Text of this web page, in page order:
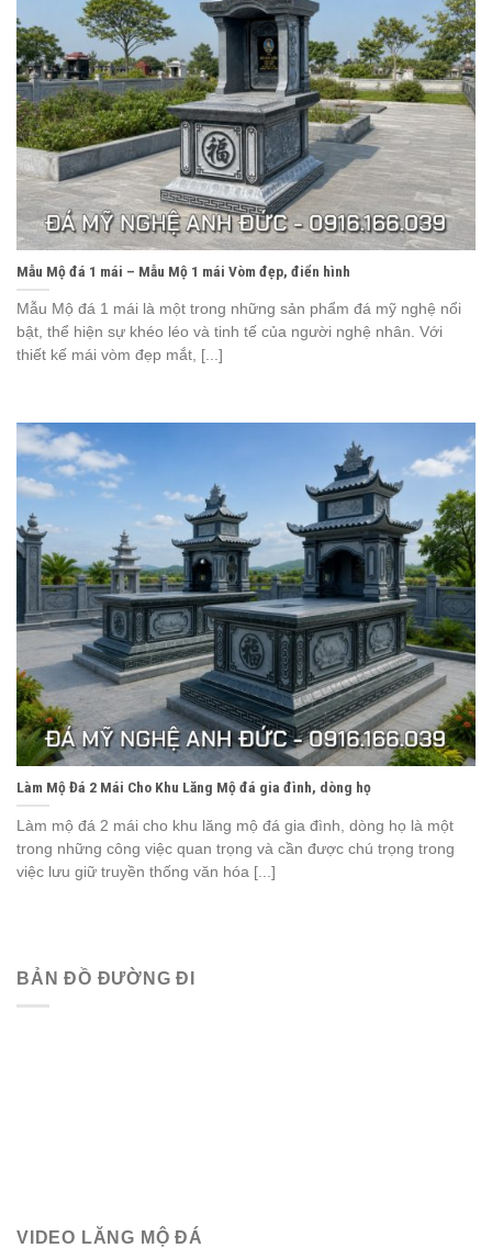
Mẫu Mộ đá 1 mái – Mẫu Mộ 1 mái Vòm đẹp, điển hình
Mẫu Mộ đá 1 mái là một trong những sản phẩm đá mỹ nghệ nổi
bật, thể hiện sự khéo léo và tinh tế của người nghệ nhân. Với
thiết kế mái vòm đẹp mắt, [...]
Làm Mộ Đá 2 Mái Cho Khu Lăng Mộ đá gia đình, dòng họ
Làm mộ đá 2 mái cho khu lăng mộ đá gia đình, dòng họ là một
trong những công việc quan trọng và cần được chú trọng trong
việc lưu giữ truyền thống văn hóa [...]
BẢN ĐỒ ĐƯỜNG ĐI
VIDEO LĂNG MỘ ĐÁ